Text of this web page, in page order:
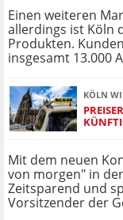
Einen weiteren
allerdings ist Köln
Produkten.
insgesamt 13.000
KÖLN
Mit dem neuen
von morgen" in
Zeitsparend und
Vorsitzender der